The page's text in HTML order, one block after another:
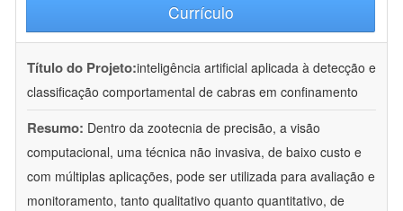
Currículo
Título do Projeto:inteligência artificial aplicada à detecção e
classificação comportamental de cabras em confinamento
Resumo: Dentro da zootecnia de precisão, a visão
computacional, uma técnica não invasiva, de baixo custo e
com múltiplas aplicações, pode ser utilizada para avaliação e
monitoramento, tanto qualitativo quanto quantitativo, de